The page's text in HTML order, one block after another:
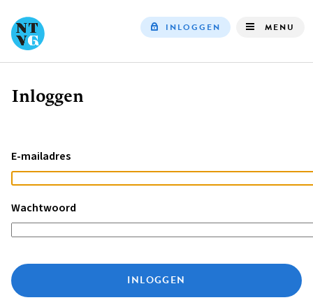
INLOGGEN MENU
Kruimelpad
Inloggen
E-mailadres
Wachtwoord
INLOGGEN